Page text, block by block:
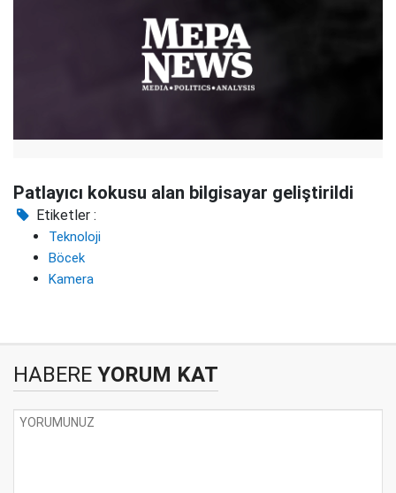
Patlayıcı kokusu alan bilgisayar geliştirildi
Etiketler :
Teknoloji
Böcek
Kamera
HABERE YORUM KAT